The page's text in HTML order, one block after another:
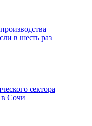
в шесть раз
сектора
в Сочи